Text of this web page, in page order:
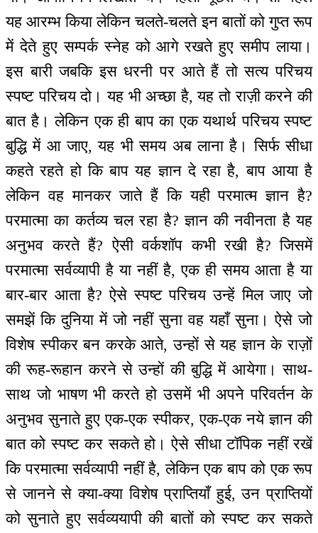
यह आरम्भ किया लेकिन चलते-चलते इन बातों को गुप्त रूप
में देते हुए सम्पर्क स्नेह को आगे रखते हुए समीप लाया।
इस बारी जबकि इस धरनी पर आते हैं तो सत्य परिचय
स्पष्ट परिचय दो। यह भी अच्छा है, यह तो राज़ी करने की
बात है। लेकिन एक ही बाप का एक यथार्थ परिचय स्पष्ट
बुद्धि में आ जाए, यह भी समय अब लाना है। सिर्फ सीधा
कहते रहते हो कि बाप यह ज्ञान दे रहा है, बाप आया है
लेकिन वह मानकर जाते हैं कि यही परमात्म ज्ञान है?
परमात्मा का कर्तव्य चल रहा है? ज्ञान की नवीनता है यह
अनुभव करते हैं? ऐसी वर्कशॉप कभी रखी है? जिसमें
परमात्मा सर्वव्यापी है या नहीं है, एक ही समय आता है या
बार-बार आता है? ऐसे स्पष्ट परिचय उन्हें मिल जाए जो
समझें कि दुनिया में जो नहीं सुना वह यहाँ सुना। ऐसे जो
विशेष स्पीकर बन करके आते, उन्हों से यह ज्ञान के राज़ों
की रूह-रूहान करने से उन्हों की बुद्धि में आयेगा। साथ-
साथ जो भाषण भी करते हो उसमें भी अपने परिवर्तन के
अनुभव सुनाते हुए एक-एक स्पीकर, एक-एक नये ज्ञान की
बात को स्पष्ट कर सकते हो। ऐसे सीधा टॉपिक नहीं रखें
कि परमात्मा सर्वव्यापी नहीं है, लेकिन एक बाप को एक रूप
से जानने से क्या-क्या विशेष प्राप्तियाँ हुई, उन प्राप्तियों
को सुनाते हुए सर्वव्ययापी की बातों को स्पष्ट कर सकते